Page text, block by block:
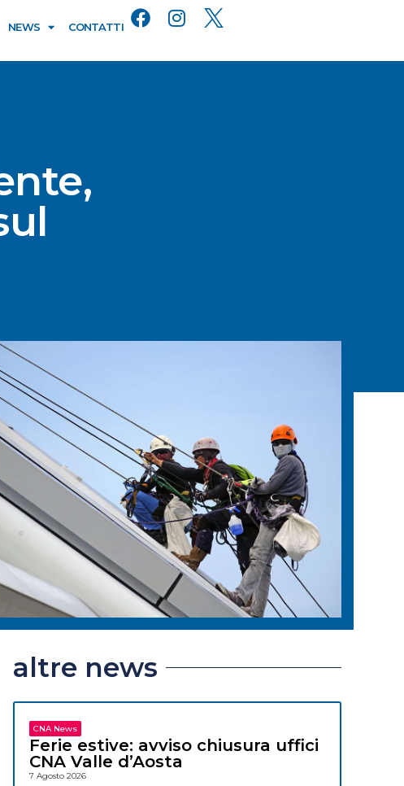
NEWS CONTATTI
altre news
CNA News
Ferie estive: avviso chiusura uffici
CNA Valle d’Aosta
7 Agosto 2026